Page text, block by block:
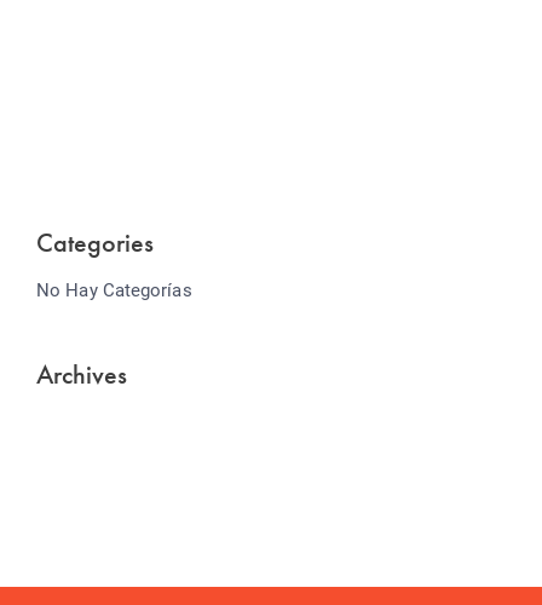
Categories
No Hay Categorías
Archives